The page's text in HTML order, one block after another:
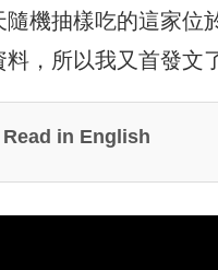
隨機抽樣吃的這家位
料，所以我又首發文
in English